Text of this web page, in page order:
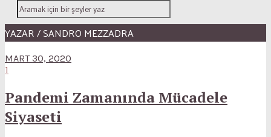
YAZAR / SANDRO MEZZADRA
MART 30, 2020
1
Pandemi Zamanında Mücadele
Siyaseti